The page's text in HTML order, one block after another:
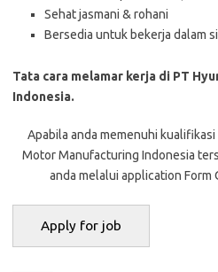
Sehat jasmani & rohani
Bersedia untuk bekerja dalam
Tata cara melamar kerja di PT
Indonesia.
Apabila anda memenuhi
Motor Manufacturing Indonesia
anda melalui application Form